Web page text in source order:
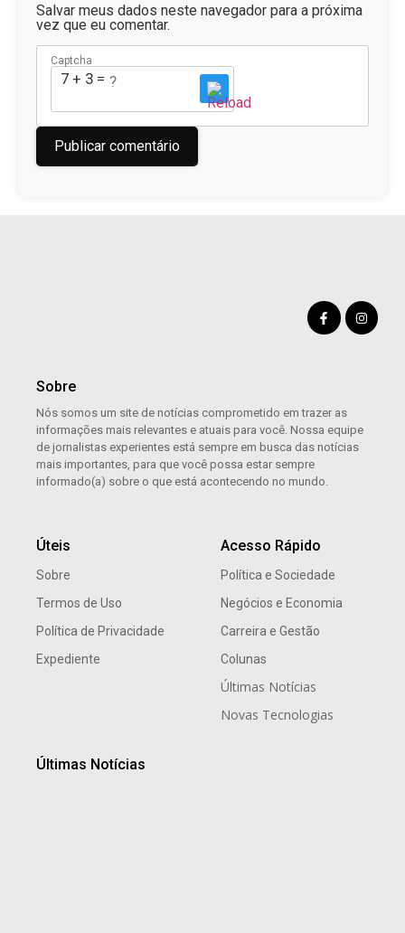
Salvar meus dados neste navegador para a próxima
vez que eu comentar.
Captcha
7 + 3 = ?
Sobre
Nós somos um site de notícias comprometido em trazer as
informações mais relevantes e atuais para você. Nossa equipe
de jornalistas experientes está sempre em busca das notícias
mais importantes, para que você possa estar sempre
informado(a) sobre o que está acontecendo no mundo.
Úteis
Sobre
Termos de Uso
Política de Privacidade
Expediente
Acesso Rápido
Política e Sociedade
Negócios e Economia
Carreira e Gestão
Colunas
Últimas Notícias
Novas Tecnologias
Últimas Notícias